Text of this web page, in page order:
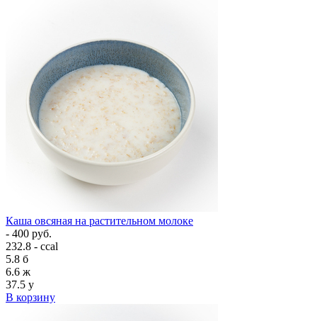
Каша овсяная на растительном молоке
- 400 руб.
232.8 - ccal
5.8 б
6.6 ж
37.5 у
В корзину